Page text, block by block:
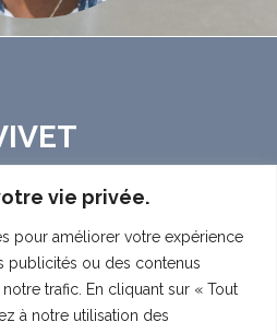
vie privée.
pour améliorer votre expérience
publicités ou des contenus
trafic. En cliquant sur « Tout
à notre utilisation des
VOTRE
BLOG CONTACT